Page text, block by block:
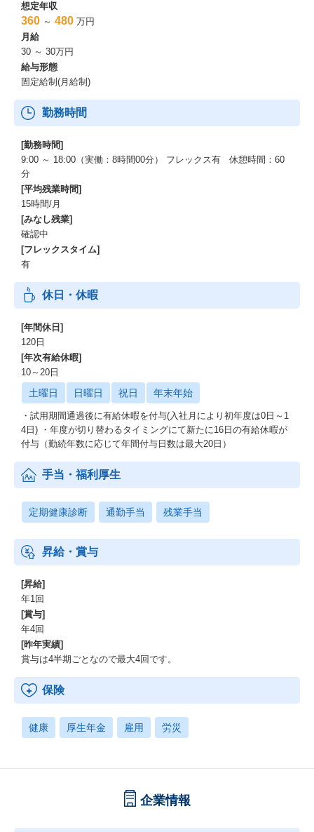
想定年収
360 ～ 480 万円
月給
30 ～ 30万円
給与形態
固定給制(月給制)
勤務時間
[勤務時間]
9:00 ～ 18:00（実働：8時間00分） フレックス有 休憩時間：60
分
[平均残業時間]
15時間/月
[みなし残業]
確認中
[フレックスタイム]
有
休日・休暇
[年間休日]
120日
[年次有給休暇]
10～20日
土曜日 日曜日 祝日 年末年始
・試用期間通過後に有給休暇を付与(入社月により初年度は0日～1
4日) ・年度が切り替わるタイミングにて新たに16日の有給休暇が
付与（勤続年数に応じて年間付与日数は最大20日）
手当・福利厚生
定期健康診断 通勤手当 残業手当
昇給・賞与
[昇給]
年1回
[賞与]
年4回
[昨年実績]
賞与は4半期ごとなので最大4回です。
保険
健康 厚生年金 雇用 労災
企業情報